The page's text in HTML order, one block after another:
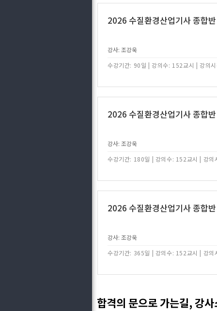
2026 수질환경산업기사 종합
강사: 조강욱
수강기간: 90일 | 강의수: 152교시 | 강의
2026 수질환경산업기사 종합
강사: 조강욱
수강기간: 180일 | 강의수: 152교시 | 강의
2026 수질환경산업기사 종합
강사: 조강욱
수강기간: 365일 | 강의수: 152교시 | 강의
합격의 문으로 가는길, 강